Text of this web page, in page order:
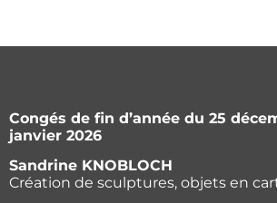
Congés de fin d’année du 25
janvier 2026
Sandrine KNOBLOCH
Création de sculptures, objets en